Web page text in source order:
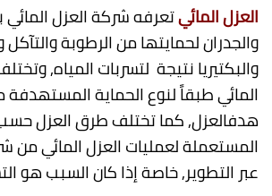
العزل المائيتعرفه شركة العزل
والجدران لحمايتها من الرطوبة
والبكتيريا نتيجة لتسربات المياه,
المائي طبقاً لنوع الحماية
هدفالعزل, كما تختلف طرق العزل حسب
المستعملة لعمليات العزل المائي من
عبر التطوير, خاصة إذا كان السبب هو